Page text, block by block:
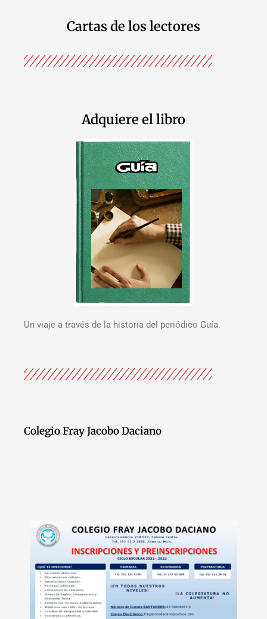
Cartas de los lectores
Adquiere el libro
Un viaje a través de la historia del periódico Guía.
Colegio Fray Jacobo Daciano